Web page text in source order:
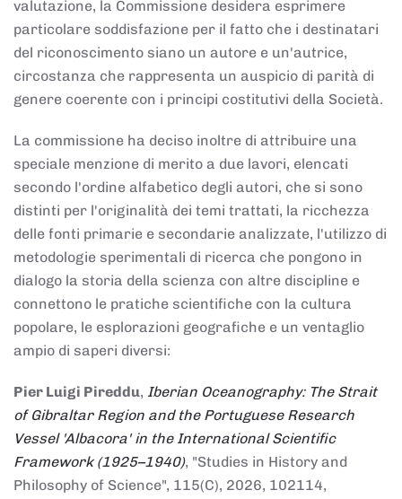
valutazione, la Commissione desidera esprimere
particolare soddisfazione per il fatto che i destinatari
del riconoscimento siano un autore e un'autrice,
circostanza che rappresenta un auspicio di parità di
genere coerente con i principi costitutivi della Società.
La commissione ha deciso inoltre di attribuire una
speciale menzione di merito a due lavori, elencati
secondo l'ordine alfabetico degli autori, che si sono
distinti per l'originalità dei temi trattati, la ricchezza
delle fonti primarie e secondarie analizzate, l'utilizzo di
metodologie sperimentali di ricerca che pongono in
dialogo la storia della scienza con altre discipline e
connettono le pratiche scientifiche con la cultura
popolare, le esplorazioni geografiche e un ventaglio
ampio di saperi diversi:
Pier Luigi Pireddu, Iberian Oceanography: The Strait
of Gibraltar Region and the Portuguese Research
Vessel 'Albacora' in the International Scientific
Framework (1925–1940), "Studies in History and
Philosophy of Science", 115(C), 2026, 102114,